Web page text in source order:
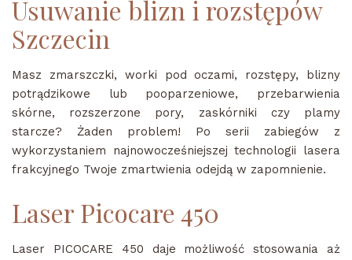
Usuwanie blizn i rozstępów
Szczecin
Masz zmarszczki, worki pod oczami, rozstępy, blizny
potrądzikowe lub pooparzeniowe, przebarwienia
skórne, rozszerzone pory, zaskórniki czy plamy
starcze? Żaden problem! Po serii zabiegów z
wykorzystaniem najnowocześniejszej technologii lasera
frakcyjnego Twoje zmartwienia odejdą w zapomnienie.
Laser Picocare 450
Laser PICOCARE 450 daje możliwość stosowania aż